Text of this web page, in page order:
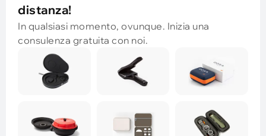
distanza!
In qualsiasi momento, ovunque. Inizia una
consulenza gratuita con noi.